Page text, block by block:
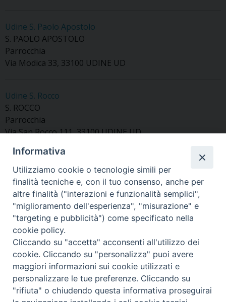
Udine S. Paolo Apostolo
S. PAOLO APOSTOLO
Parrocchia
Via Modica 33, 33100 UDINE UD
Udine S. Rocco
S. ROCCO
Parrocchia
Via San Rocco 111, 33100 UDINE UD
CP di Pasian di Prato Resia
Copyright © Arcidiocesi di Udine 2018
Piazza Patriarcato, 1 - 33100 Udine (UD) Tel. 0432.414.511 - Fax
0432.511.838 C.F. 80013900305
Informativa
Utilizziamo cookie o tecnologie simili per
finalità tecniche e, con il tuo consenso, anche per
altre finalità ("interazioni e funzionalità semplici",
"miglioramento dell'esperienza", "misurazione" e
"targeting e pubblicità") come specificato nella
cookie policy.
Cliccando su "accetta" acconsenti all'utilizzo dei
cookie. Cliccando su "personalizza" puoi avere
maggiori informazioni sui cookie utilizzati e
personalizzare le tue preferenze. Cliccando su
"rifiuta" o chiudendo questa informativa proseguirai